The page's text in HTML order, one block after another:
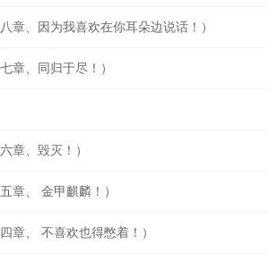
章、因为我喜欢在你耳朵边说话！）
章、同归于尽！）
章、毁灭！）
章、 金甲麒麟！）
章、 不喜欢也得憋着！）